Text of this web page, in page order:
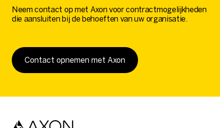
Neem contact op met Axon voor contractmogelijkheden
die aansluiten bij de behoeften van uw organisatie.
Contact opnemen met Axon